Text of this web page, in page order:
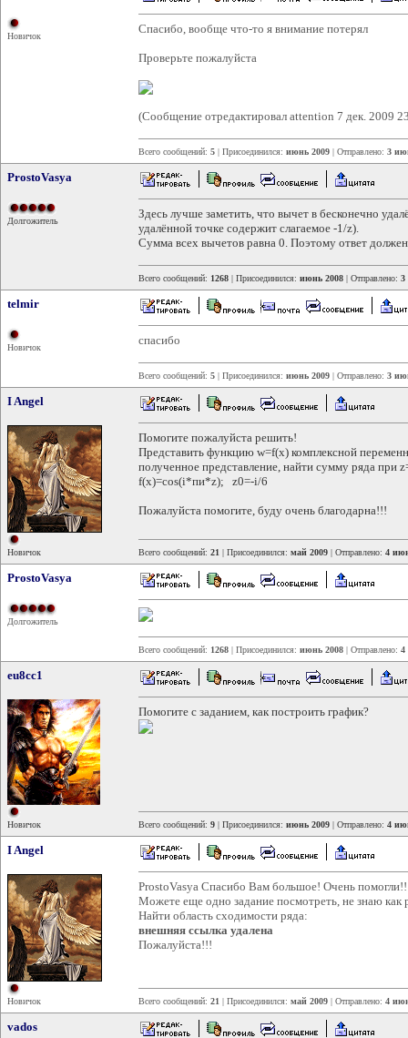
Новичок
Спасибо, вообще что-то я внимание потерял
Проверьте пожалуйста
(Сообщение отредактировал attention 7 дек. 2009
Всего сообщений: 5 | Присоединился: июнь 2009 | Отправлено: 3
ProstoVasya
Долгожитель
Здесь лучше заметить, что вычет в бесконечно
удалённой точке содержит слагаемое -1/z).
Сумма всех вычетов равна 0. Поэтому ответ
Всего сообщений: 1268 | Присоединился: июнь 2008 | Отправлено: 3
telmir
Новичок
спасибо
Всего сообщений: 5 | Присоединился: июнь 2009 | Отправлено: 3
I Angel
Новичок
Помогите пожалуйста решить!
Представить функцию w=f(x) комплексной
полученное представление, найти сумму ряда при
f(x)=cos(i*пи*z); z0=-i/6
Пожалуйста помогите, буду очень благодарна!!!
Всего сообщений: 21 | Присоединился: май 2009 | Отправлено: 4
ProstoVasya
Долгожитель
Всего сообщений: 1268 | Присоединился: июнь 2008 | Отправлено: 4
eu8cc1
Новичок
Помогите с заданием, как построить график?
Всего сообщений: 9 | Присоединился: июнь 2009 | Отправлено: 4
I Angel
Новичок
ProstoVasya Спасибо Вам большое! Очень помогли!!
Можете еще одно задание посмотреть, не знаю как
Найти область сходимости ряда:
внешняя ссылка удалена
Пожалуйста!!!
Всего сообщений: 21 | Присоединился: май 2009 | Отправлено: 4
vados